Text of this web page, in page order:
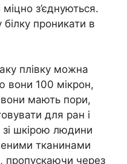
з’єднуються.
проникати в
плівку можна
вони 100 мікрон,
вони мають пори,
для ран і
зі шкірою людини
тканинами
пропускаючи через